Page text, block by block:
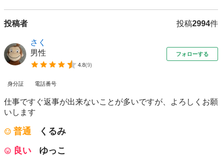
投稿者 投稿2994件
さく
男性
4.8(9)
フォローする
身分証 電話番号
仕事ですぐ返事が出来ないことが多いですが、よろしくお願
いします
普通
くるみ
良い
ゆっこ